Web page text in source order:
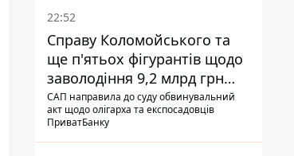
22:52
Справу Коломойського та
ще п'ятьох фігурантів щодо
заволодіння 9,2 млрд грн
ПриватБанку скерували до
суду
САП направила до суду обвинувальний
акт щодо олігарха та експосадовців
ПриватБанку